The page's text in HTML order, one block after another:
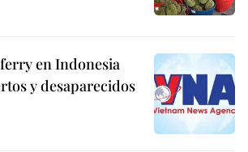
en Indonesia
y desaparecidos